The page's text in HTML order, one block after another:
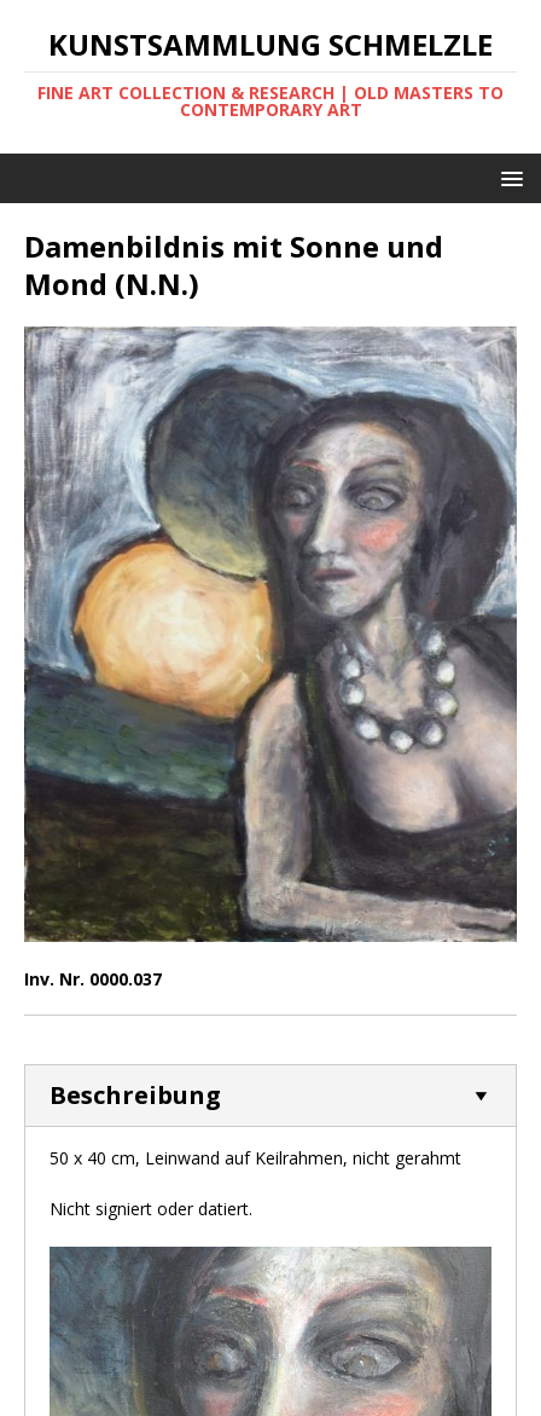
KUNSTSAMMLUNG SCHMELZLE
FINE ART COLLECTION & RESEARCH | OLD MASTERS TO
CONTEMPORARY ART
Damenbildnis mit Sonne und
Mond (N.N.)
Inv. Nr. 0000.037
Beschreibung
50 x 40 cm, Leinwand auf Keilrahmen, nicht gerahmt
Nicht signiert oder datiert.